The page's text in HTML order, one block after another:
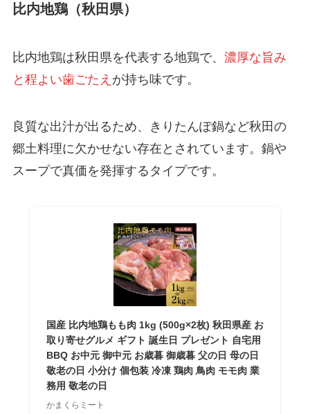
比内地鶏（秋田県）
比内地鶏は秋田県を代表する地鶏で、 濃厚な旨み
と程よい歯ごたえ が持ち味です。
良質な出汁が出るため、きりたんぽ鍋など秋田の
郷土料理に欠かせない存在とされています。鍋や
スープで真価を発揮するタイプです。
国産 比内地鶏もも肉 1kg (500g×2枚) 秋田県産 お
取り寄せグルメ ギフト 誕生日 プレゼント 自宅用
BBQ お中元 御中元 お歳暮 御歳暮 父の日 母の日
敬老の日 小分け 個包装 冷凍 鶏肉 鳥肉 モモ肉 業
務用 敬老の日
かまくらミート